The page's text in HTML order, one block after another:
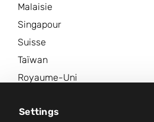
Settings
Malaisie
Singapour
Suisse
Taïwan
Royaume-Uni
Plus de sites